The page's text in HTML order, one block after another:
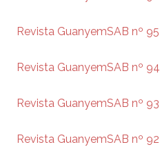
Revista GuanyemSAB nº 95
Revista GuanyemSAB nº 94
Revista GuanyemSAB nº 93
Revista GuanyemSAB nº 92